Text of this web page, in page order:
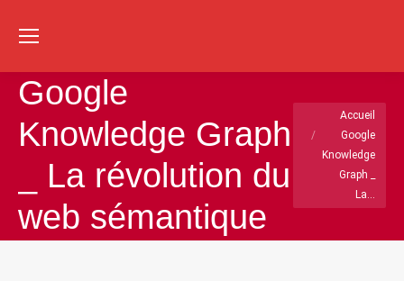
:
Google
Knowledge Graph
_ La révolution du
web sémantique
Vous êtes ici :
Accueil
Google
Knowledge
Graph _
La…